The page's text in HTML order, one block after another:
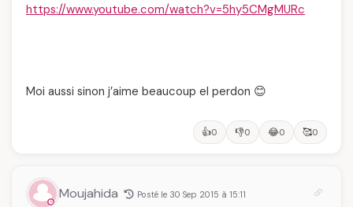
https://www.youtube.com/watch?v=5hy5CMgMURc
Moi aussi sinon j’aime beaucoup el perdon 😊
👍0 👎0 😂0 🥰0
Moujahida Posté le 30 Sep 2015 à 15:11